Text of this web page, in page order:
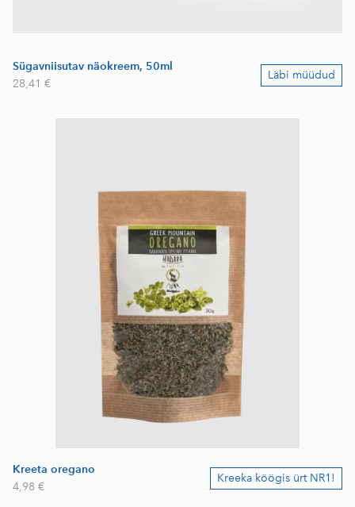
Sügavniisutav näokreem, 50ml
28,41 €
Läbi müüdud
Kreeta oregano
4,98 €
Kreeka köögis ürt NR1!